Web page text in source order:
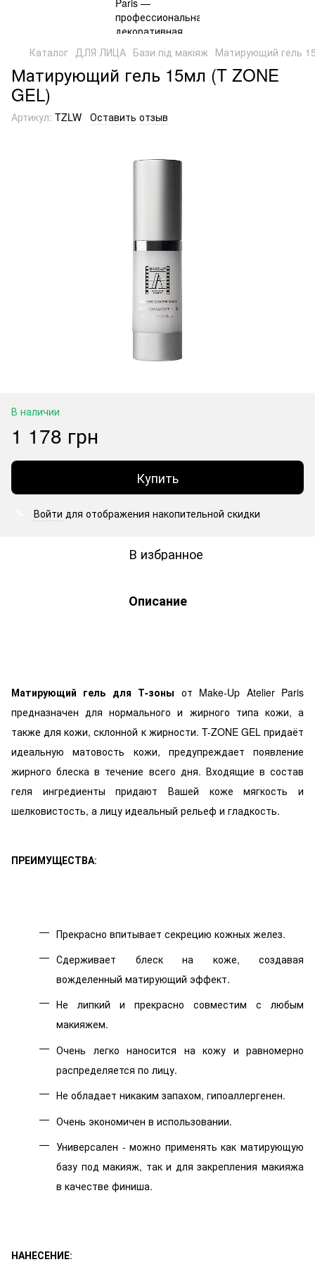
Каталог ДЛЯ ЛИЦА Бази під макіяж Матирующий гель
Матирующий гель 15мл (T ZONE
GEL)
Артикул: TZLW Оставить отзыв
В наличии
1 178 грн
Купить
Войти для отображения накопительной скидки
В избранное
Описание
Матирующий гель для Т-зоны от Make-Up Atelier Paris
предназначен для нормального и жирного типа кожи, а
также для кожи, склонной к жирности. T-ZONE GEL придаёт
идеальную матовость кожи, предупреждает появление
жирного блеска в течение всего дня. Входящие в состав
геля ингредиенты придают Вашей коже мягкость и
шелковистость, а лицу идеальный рельеф и гладкость.
ПРЕИМУЩЕСТВА:
Прекрасно впитывает секрецию кожных желез.
Сдерживает блеск на коже, создавая
вожделенный матирующий эффект.
Не липкий и прекрасно совместим с любым
макияжем.
Очень легко наносится на кожу и равномерно
распределяется по лицу.
Не обладает никаким запахом, гипоаллергенен.
Очень экономичен в использовании.
Универсален - можно применять как матирующую
базу под макияж, так и для закрепления макияжа
в качестве финиша.
НАНЕСЕНИЕ: